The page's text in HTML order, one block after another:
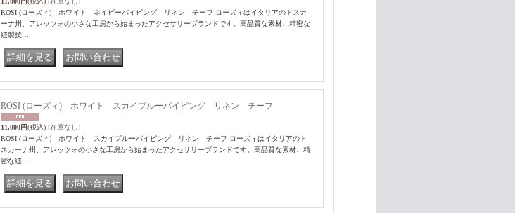
ROSI (ローズィ) ホワイト ネイビーパイピング リネン チーフ ローズィはイタリアのトスカ
ーナ州、アレッツォの小さな工房から始まったアクセサリーブランドです。高品質な素材、精密な
縫製技…
ROSI (ローズィ) ホワイト スカイブルーパイピング リネン チーフ
11,000円(税込) [在庫なし]
ROSI (ローズィ) ホワイト スカイブルーパイピング リネン チーフ ローズィはイタリアのト
スカーナ州、アレッツォの小さな工房から始まったアクセサリーブランドです。高品質な素材、精
密な縫…